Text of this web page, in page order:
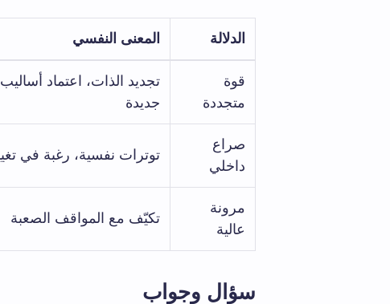
الدلالة المعنى النفسي
قوة
متجددة
تجديد الذات، اعتماد أساليب
جديدة
صراع
داخلي
توترات نفسية، رغبة في
مرونة
عالية
تكيّف مع المواقف الصعبة
سؤال وجواب